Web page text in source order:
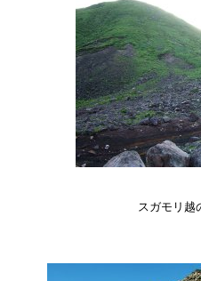
スガモリ越